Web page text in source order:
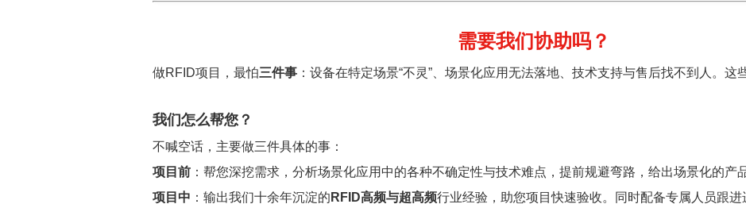
需要我们协助吗？
做RFID项目，最怕三件事 ：设备在特定场景“不灵”、场景化应用无法落地、技术支持与售后找不到人。这
我们怎么帮您？
不喊空话，主要做三件具体的事：
项目前 ：帮您深挖需求，分析场景化应用中的各种不确定性与技术难点，提前规避弯路，给出场景化的产
项目中 ：输出我们十余年沉淀的 RFID高频与超高频行业经验，助您项目快速验收。同时配备专属人员跟进